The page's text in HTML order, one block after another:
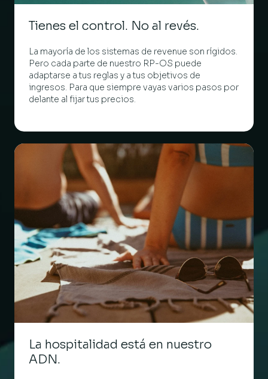
Tienes el control. No al revés.
La mayoría de los sistemas de revenue son rígidos.
Pero cada parte de nuestro RP-OS puede
adaptarse a tus reglas y a tus objetivos de
ingresos. Para que siempre vayas varios pasos por
delante al fijar tus precios.
La hospitalidad está en nuestro
ADN.